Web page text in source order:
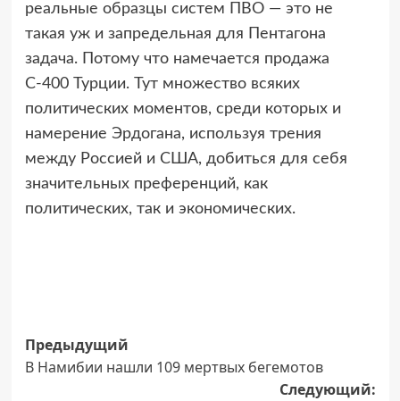
реальные образцы систем ПВО — это не
такая уж и запредельная для Пентагона
задача. Потому что намечается продажа
С-400 Турции. Тут множество всяких
политических моментов, среди которых и
намерение Эрдогана, используя трения
между Россией и США, добиться для себя
значительных преференций, как
политических, так и экономических.
Навигация
записи
Предыдущий
В Намибии нашли 109 мертвых бегемотов
Следующий: